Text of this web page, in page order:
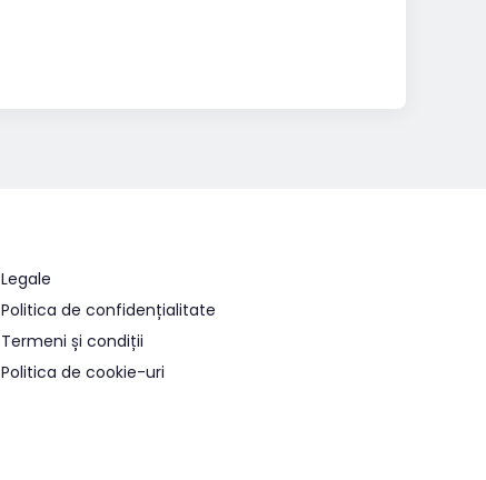
Legale
Politica de confidențialitate
Termeni și condiții
Politica de cookie-uri